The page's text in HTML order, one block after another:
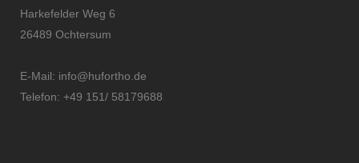
Harkefelder Weg 6
26489 Ochtersum
E-Mail: info@hufortho.de
Telefon: +49 151/ 58179688